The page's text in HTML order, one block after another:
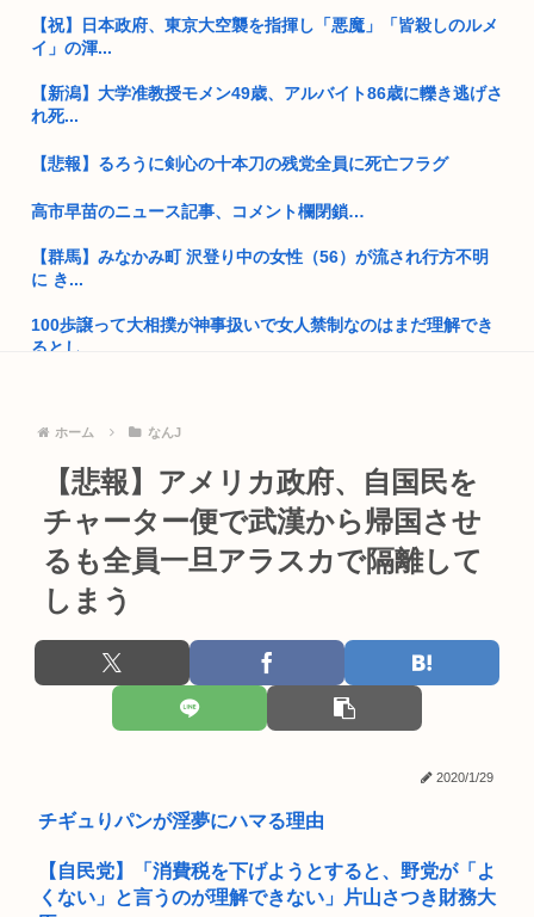
トー横キッズ、ジャップの大人に失望「相談しても具体的に何
【特殊性癖あり】遊戯王、がんばれゴエモンのヤエちゃんの新
い
で勉...
西村ゆか氏がひろゆき新党に難色を示す理由「日本に戻るの怖
ホモガキ、今年も晒される
おばさん、電車内で「痴漢！痴漢！」と大騒ぎ
片山さつき、高市反逆罪で粛清へwww
【動画】高市早苗さん、広島の被爆者代表を睨みつけてしまい
民主党政権「トヨタですら赤字でした、中小企業はもっとヤバ
【祝】日本政府、東京大空襲を指揮し「悪魔」「皆殺しのルメ
イ」の渾...
【新潟】大学准教授モメン49歳、アルバイト86歳に轢き逃げさ
れ死...
【悲報】るろうに剣心の十本刀の残党全員に死亡フラグ
高市早苗のニュース記事、コメント欄閉鎖…
【群馬】みなかみ町 沢登り中の女性（56）が流され行方不明
に き...
100歩譲って大相撲が神事扱いで女人禁制なのはまだ理解でき
るとし...
だった」
ガールズバンドにハマってるおっさんwww
「ストリートファイター6」よりキャミィの1/3スケール可動フ
ィギ...
【悲報】スペイン人「大阪のたこ焼きマッッズ！ゴミ箱直行だ
わこんな...
【画像】今年のミスマガジンのJK達、これすべて同じような顔
「韓国 に一人で行く日本人の男」何をしてるのか謎すぎると話
言われ発...
ホーム なんJ
【悲報】アメリカ政府、自国民を
チャーター便で武漢から帰国させ
るも全員一旦アラスカで隔離して
しまう
2020/1/29
チギュりパンが淫夢にハマる理由
【自民党】「消費税を下げようとすると、野党が「よ
くない」と言うのが理解できない」片山さつき財務大